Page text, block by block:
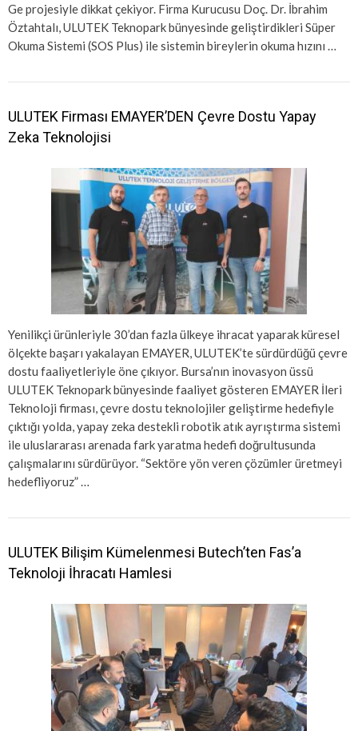
Ge projesiyle dikkat çekiyor. Firma Kurucusu Doç. Dr. İbrahim
Öztahtalı, ULUTEK Teknopark bünyesinde geliştirdikleri Süper
Okuma Sistemi (SOS Plus) ile sistemin bireylerin okuma hızını …
ULUTEK Firması EMAYER’DEN Çevre Dostu Yapay
Zeka Teknolojisi
Yenilikçi ürünleriyle 30’dan fazla ülkeye ihracat yaparak küresel
ölçekte başarı yakalayan EMAYER, ULUTEK’te sürdürdüğü çevre
dostu faaliyetleriyle öne çıkıyor. Bursa’nın inovasyon üssü
ULUTEK Teknopark bünyesinde faaliyet gösteren EMAYER İleri
Teknoloji firması, çevre dostu teknolojiler geliştirme hedefiyle
çıktığı yolda, yapay zeka destekli robotik atık ayrıştırma sistemi
ile uluslararası arenada fark yaratma hedefi doğrultusunda
çalışmalarını sürdürüyor. “Sektöre yön veren çözümler üretmeyi
hedefliyoruz” …
ULUTEK Bilişim Kümelenmesi Butech’ten Fas’a
Teknoloji İhracatı Hamlesi